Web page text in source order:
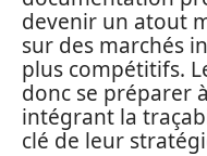
devenir un atout
sur des marchés
plus compétitifs.
donc se préparer
intégrant la
clé de leur